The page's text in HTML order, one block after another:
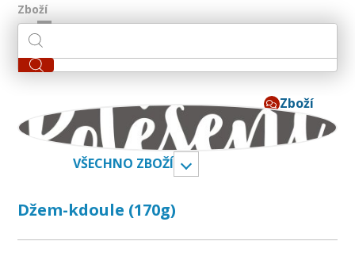
Zboží
Zboží
Potěšení ve skle
VŠECHNO ZBOŽÍ
Džem-kdoule (170g)